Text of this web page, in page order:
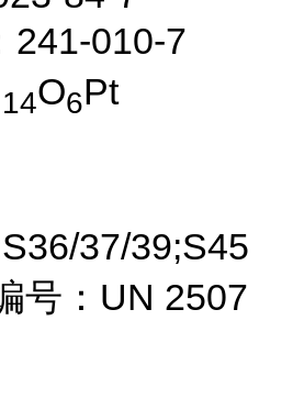
241-010-7
14O6Pt
37/39;S45
号：UN 2507